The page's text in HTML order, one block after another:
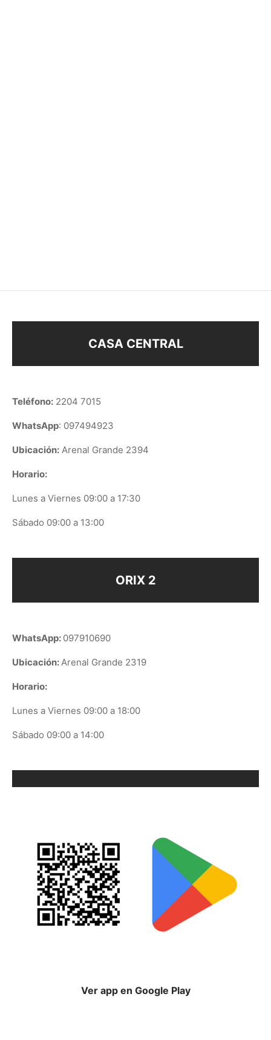
CASA CENTRAL
Teléfono: 2204 7015
WhatsApp: 097494923
Ubicación: Arenal Grande 2394
Horario:
Lunes a Viernes 09:00 a 17:30
Sábado 09:00 a 13:00
ORIX 2
WhatsApp: 097910690
Ubicación:Arenal Grande 2319
Horario:
Lunes a Viernes 09:00 a 18:00
Sábado 09:00 a 14:00
Ver app en Google Play